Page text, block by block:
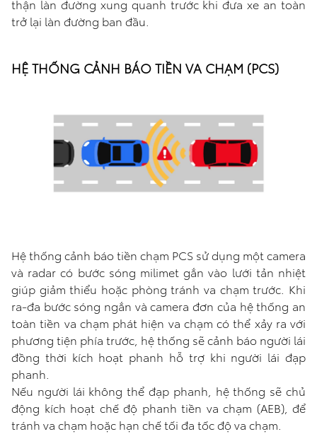
thận làn đường xung quanh trước khi đưa xe an toàn
trở lại làn đường ban đầu.
HỆ THỐNG CẢNH BÁO TIỀN VA CHẠM (PCS)
Hệ thống cảnh báo tiền chạm PCS sử dụng một camera
và radar có bước sóng milimet gắn vào lưới tản nhiệt
giúp giảm thiểu hoặc phòng tránh va chạm trước. Khi
ra-đa bước sóng ngắn và camera đơn của hệ thống an
toàn tiền va chạm phát hiện va chạm có thể xảy ra với
phương tiện phía trước, hệ thống sẽ cảnh báo người lái
đồng thời kích hoạt phanh hỗ trợ khi người lái đạp
phanh.
Nếu người lái không thể đạp phanh, hệ thống sẽ chủ
động kích hoạt chế độ phanh tiền va chạm (AEB), để
tránh va chạm hoặc hạn chế tối đa tốc độ va chạm.